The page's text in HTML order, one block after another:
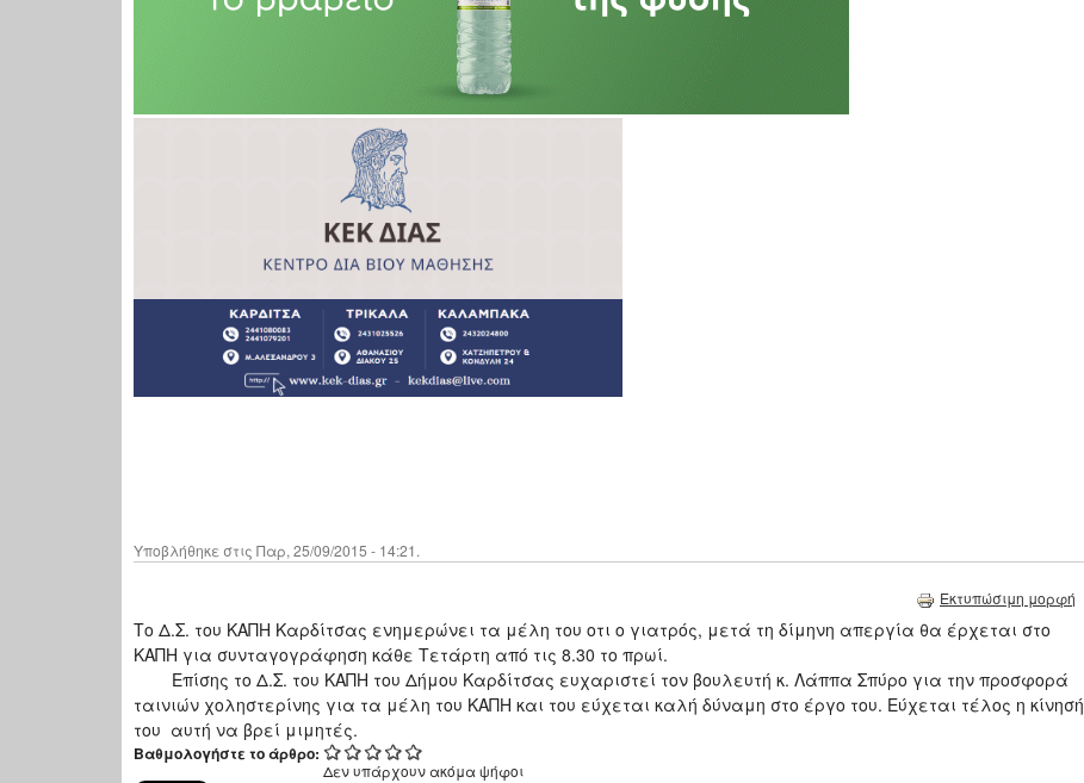
Υποβλήθηκε στις Παρ, 25/09/2015 - 14:21.
Εκτυπώσιμη μορφή
Το Δ.Σ. του ΚΑΠΗ Καρδίτσας ενημερώνει τα μέλη του οτι ο γιατρός, μετά τη δίμηνη απεργία θα έρχεται στο
ΚΑΠΗ για συνταγογράφηση κάθε Τετάρτη από τις 8.30 το πρωί.
Επίσης το Δ.Σ. του ΚΑΠΗ του Δήμου Καρδίτσας ευχαριστεί τον βουλευτή κ. Λάππα Σπύρο για την προσφορά
ταινιών χοληστερίνης για τα μέλη του ΚΑΠΗ και του εύχεται καλή δύναμη στο έργο του. Εύχεται τέλος η κίνησή
του αυτή να βρεί μιμητές.
Βαθμολογήστε το άρθρο:
Δεν υπάρχουν ακόμα ψήφοι